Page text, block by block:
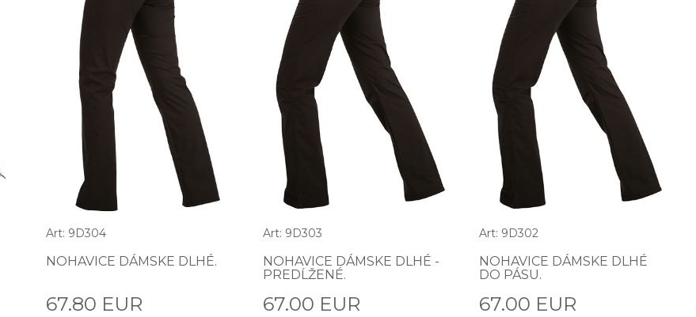
Art: 9D304
NOHAVICE DÁMSKE DLHÉ.
67.80 EUR
Art: 9D303
NOHAVICE DÁMSKE DLHÉ -
PREDĹŽENÉ.
67.00 EUR
Art: 9D302
NOHAVICE DÁMSKE DLHÉ
DO PÁSU.
67.00 EUR